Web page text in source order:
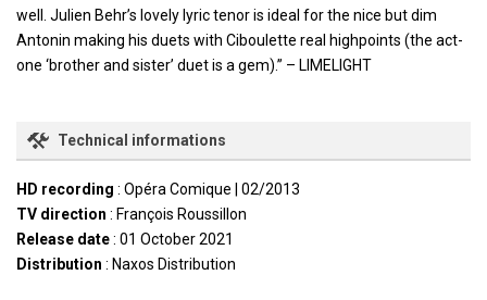
well. Julien Behr’s lovely lyric tenor is ideal for the nice but dim
Antonin making his duets with Ciboulette real highpoints (the act-
one ‘brother and sister’ duet is a gem).” – LIMELIGHT
Technical informations
HD recording : Opéra Comique | 02/2013
TV direction : François Roussillon
Release date: 01 October 2021
Distribution : Naxos Distribution